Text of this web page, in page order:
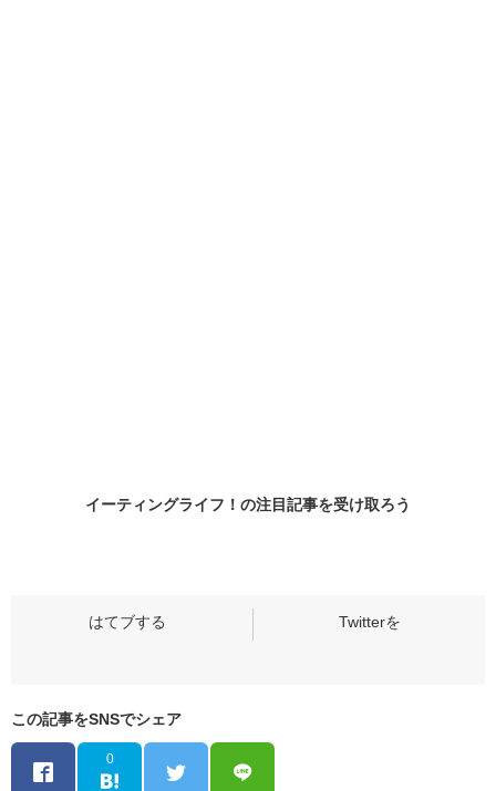
イーティングライフ！の注目記事を受け取ろう
この記事をSNSでシェア
0